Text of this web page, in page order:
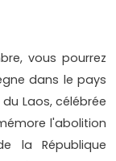
vous pourrez
dans le pays
Laos, célébrée
l'abolition
la République